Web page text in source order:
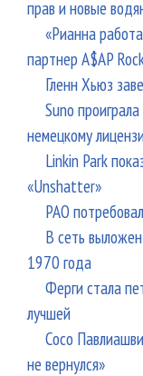
прав и новые
«Рианна
партнер A$AP
Гленн Хьюз
Suno
немецкому
Linkin Park
«Unshatter»
РАО
В сеть
1970 года
Ферги стала
лучшей
Сосо
не вернулся»